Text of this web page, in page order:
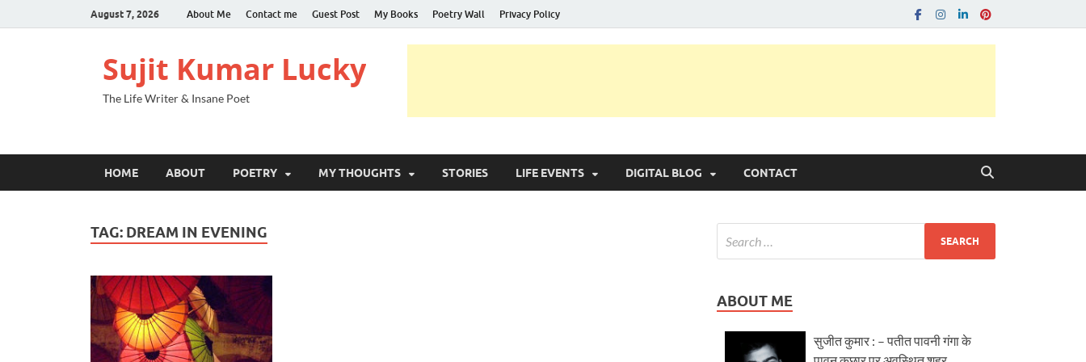
August 7, 2026 About Me Contact me Guest Post My Books Poetry Wall Privacy Policy
Sujit Kumar Lucky
The Life Writer & Insane Poet
HOME ABOUT POETRY MY THOUGHTS STORIES LIFE EVENTS DIGITAL BLOG CONTACT
TAG: DREAM IN EVENING
ABOUT ME
सुजीत कुमार : – पतीत पावनी गंगा के